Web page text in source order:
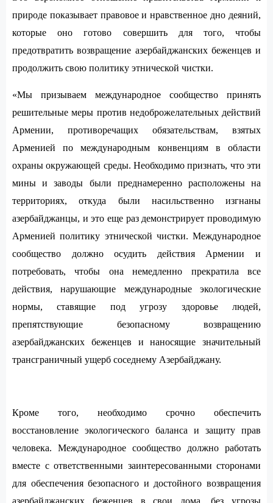
природе показывает правовое и нравственное дно деяний,
которые оно готово совершить для того, чтобы
предотвратить возвращение азербайджанских беженцев и
продолжить свою политику этнической чистки.
«Мы призываем международное сообщество принять
решительные меры против недоброжелательных действий
Армении, противоречащих обязательствам, взятых
Арменией по международным конвенциям в области
охраны окружающей среды. Необходимо признать, что эти
мины и заводы были преднамеренно расположены на
территориях, откуда были насильственно изгнаны
азербайджанцы, и это еще раз демонстрирует проводимую
Арменией политику этнической чистки. Международное
сообщество должно осудить действия Армении и
потребовать, чтобы она немедленно прекратила все
действия, нарушающие международные экологические
нормы, ставящие под угрозу здоровье людей,
препятствующие безопасному возвращению
азербайджанских беженцев и наносящие значительный
трансграничный ущерб соседнему Азербайджану.
Кроме того, необходимо срочно обеспечить
восстановление экологического баланса и защиту прав
человека. Международное сообщество должно работать
вместе с ответственными заинтересованными сторонами
для обеспечения безопасного и достойного возвращения
азербайджанских беженцев в свои дома, без угрозы